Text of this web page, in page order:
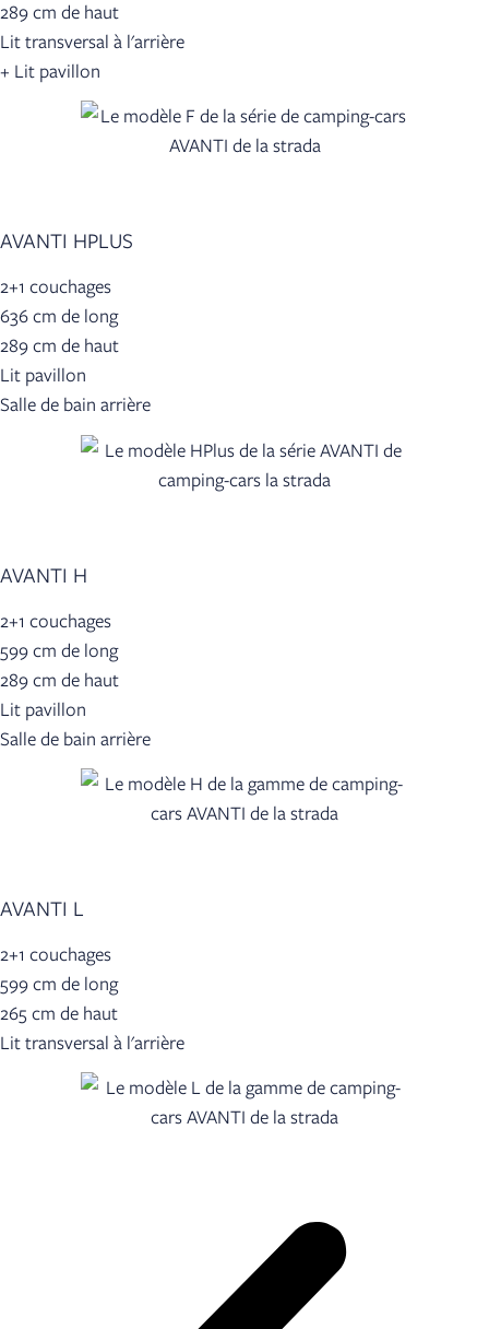
289 cm de haut
Lit transversal à l'arrière
+ Lit pavillon
AVANTI HPLUS
2+1 couchages
636 cm de long
289 cm de haut
Lit pavillon
Salle de bain arrière
AVANTI H
2+1 couchages
599 cm de long
289 cm de haut
Lit pavillon
Salle de bain arrière
AVANTI L
2+1 couchages
599 cm de long
265 cm de haut
Lit transversal à l'arrière